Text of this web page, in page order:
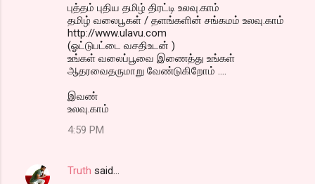
புத்தம் புதிய தமிழ் திரட்டி உலவு.காம்
தமிழ் வலைபூகள் / தளங்களின் சங்கமம் உலவு.காம்
http://www.ulavu.com
(ஓட்டுபட்டை வசதிஉடன் )
உங்கள் வலைப்பூவை இணைத்து உங்கள்
ஆதரவைதருமாறு வேண்டுகிறோம் ….
இவண்
உலவு.காம்
4:59 PM
Truth said…